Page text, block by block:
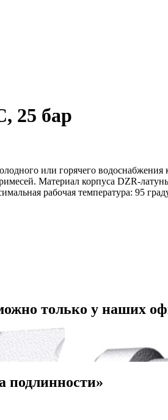
25 бар
или горячего
Материал корпуса DZR-
рабочая температура: 95
только у наших
подлинности»